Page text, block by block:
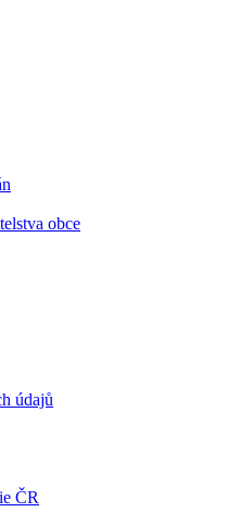
obce
údajů
ČR